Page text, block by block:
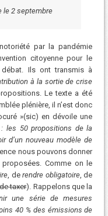
le 2 septembre
par la pandémie
citoyenne pour le
Ils ont transmis à
à la sortie de crise
Le texte a été
plénière, il n’est donc
»(sic) en dévoile une
: les 50 propositions de la
d’un nouveau modèle de
nous pouvons donner
Comme on le
, derendre obligatoire, de
taxer). Rappelons que la
une série de mesures
40 % des émissions de